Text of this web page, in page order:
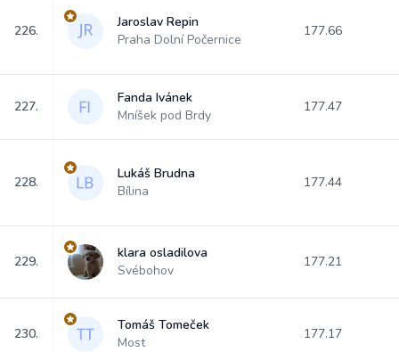
226.
Jaroslav Repin
Praha Dolní Počernice
177.66
227.
Fanda Ivánek
Mníšek pod Brdy
177.47
228.
Lukáš Brudna
Bílina
177.44
229.
klara osladilova
Svébohov
177.21
230.
Tomáš Tomeček
Most
177.17